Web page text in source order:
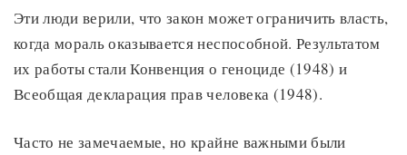
Эти люди верили, что закон может ограничить власть,
когда мораль оказывается неспособной. Результатом
их работы стали Конвенция о геноциде (1948) и
Всеобщая декларация прав человека (1948).
Часто не замечаемые, но крайне важными были